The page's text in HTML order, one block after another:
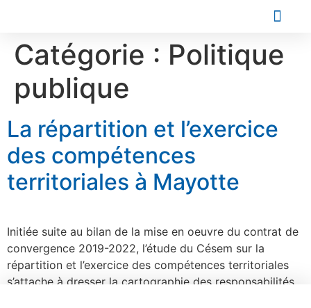
Catégorie : Politique
publique
La répartition et l’exercice
des compétences
territoriales à Mayotte
Initiée suite au bilan de la mise en oeuvre du contrat de
convergence 2019-2022, l’étude du Césem sur la
répartition et l’exercice des compétences territoriales
s’attache à dresser la cartographie des responsabilités